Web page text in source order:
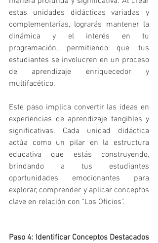
estas unidades didácticas variadas y
complementarias, lograrás mantener la
dinámica y el interés en tu
programación, permitiendo que tus
estudiantes se involucren en un proceso
de aprendizaje enriquecedor y
multifacético.
Este paso implica convertir las ideas en
experiencias de aprendizaje tangibles y
significativas. Cada unidad didáctica
actúa como un pilar en la estructura
educativa que estás construyendo,
brindando a tus estudiantes
oportunidades emocionantes para
explorar, comprender y aplicar conceptos
clave en relación con "Los Oficios".
Paso 4: Identificar Conceptos Destacados